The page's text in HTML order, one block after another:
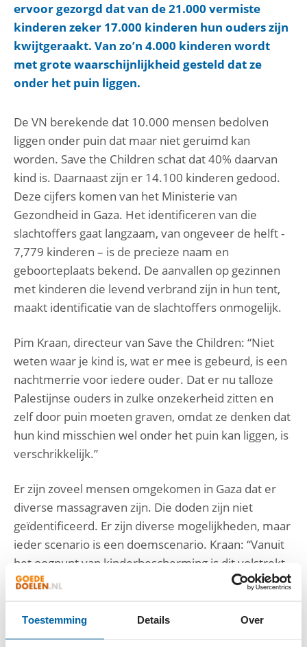
Toestemming Details Over
ervoor gezorgd dat van de 21.000 vermiste
kinderen zeker 17.000 kinderen hun ouders zijn
kwijtgeraakt. Van zo’n 4.000 kinderen wordt
met grote waarschijnlijkheid gesteld dat ze
onder het puin liggen.
De VN berekende dat 10.000 mensen bedolven
liggen onder puin dat maar niet geruimd kan
worden. Save the Children schat dat 40% daarvan
kind is. Daarnaast zijn er 14.100 kinderen gedood.
Deze cijfers komen van het Ministerie van
Gezondheid in Gaza. Het identificeren van die
slachtoffers gaat langzaam, van ongeveer de helft -
7,779 kinderen – is de precieze naam en
geboorteplaats bekend. De aanvallen op gezinnen
met kinderen die levend verbrand zijn in hun tent,
maakt identificatie van de slachtoffers onmogelijk.
Pim Kraan, directeur van Save the Children: “Niet
weten waar je kind is, wat er mee is gebeurd, is een
nachtmerrie voor iedere ouder. Dat er nu talloze
Palestijnse ouders in zulke onzekerheid zitten en
zelf door puin moeten graven, omdat ze denken dat
hun kind misschien wel onder het puin kan liggen, is
verschrikkelijk.”
Er zijn zoveel mensen omgekomen in Gaza dat er
diverse massagraven zijn. Die doden zijn niet
geïdentificeerd. Er zijn diverse mogelijkheden, maar
ieder scenario is een doemscenario. Kraan: “Vanuit
het oogpunt van kinderbescherming is dit volstrekt
onacceptabel. Kinderen kunnen nog in leven zijn,
maar zich in Israëlische gevangenschap bevinden.
Of het kind kan bij onbekende Palestijnse families
zijn opgenomen, die wellicht meer bescherming